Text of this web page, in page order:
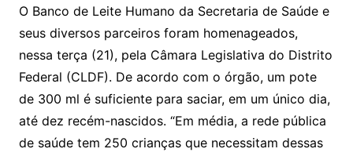
O Banco de Leite Humano da Secretaria de Saúde e
seus diversos parceiros foram homenageados,
nessa terça (21), pela Câmara Legislativa do Distrito
Federal (CLDF). De acordo com o órgão, um pote
de 300 ml é suficiente para saciar, em um único dia,
até dez recém-nascidos. “Em média, a rede pública
de saúde tem 250 crianças que necessitam dessas